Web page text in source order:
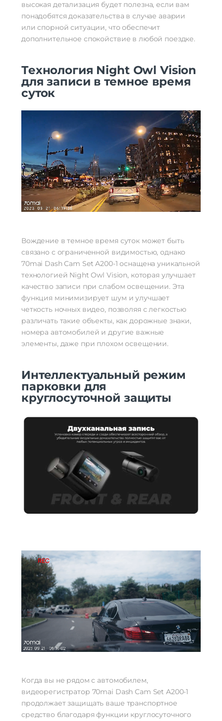
высокая детализация будет полезна, если вам
понадобятся доказательства в случае аварии
или спорной ситуации, что обеспечит
дополнительное спокойствие в любой поездке.
Технология Night Owl Vision
для записи в темное время
суток
Вождение в темное время суток может быть
связано с ограниченной видимостью, однако
70mai Dash Cam Set A200-1 оснащена уникальной
технологией Night Owl Vision, которая улучшает
качество записи при слабом освещении. Эта
функция минимизирует шум и улучшает
четкость ночных видео, позволяя с легкостью
различать такие объекты, как дорожные знаки,
номера автомобилей и другие важные
элементы, даже при плохом освещении.
Интеллектуальный режим
парковки для
круглосуточной защиты
Когда вы не рядом с автомобилем,
видеорегистратор 70mai Dash Cam Set A200-1
продолжает защищать ваше транспортное
средство благодаря функции круглосуточного